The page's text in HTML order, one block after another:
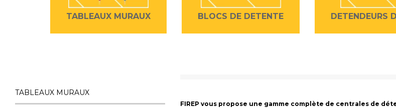
TABLEAUX MURAUX BLOCS DE DETENTE DETENDEURS
TABLEAUX MURAUX
FIREP vous propose une gamme complète de centrales de